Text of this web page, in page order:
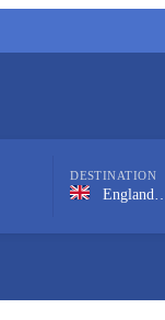
DESTINATION
England, London